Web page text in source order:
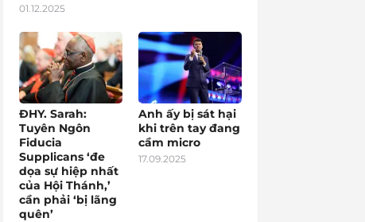
01.12.2025
ĐHY. Sarah:
Tuyên Ngôn
Fiducia
Supplicans ‘đe
dọa sự hiệp nhất
của Hội Thánh,’
cần phải ‘bị lãng
quên’
Anh ấy bị sát hại
khi trên tay đang
cầm micro
17.09.2025